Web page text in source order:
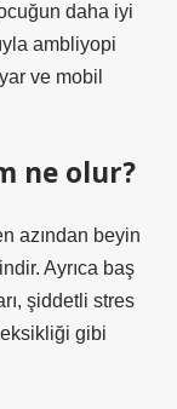
daha iyi
ambliyopi
ve mobil
ne olur?
azından beyin
Ayrıca baş
şiddetli stres
gibi